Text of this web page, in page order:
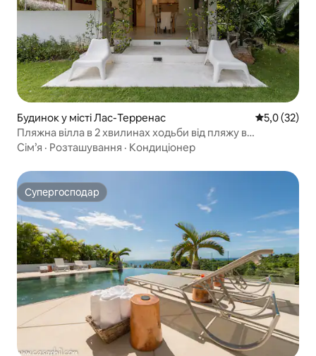
Будинок у місті Лас-Терренас Середня
5,0 (32)
Пляжна вілла в 2 хвилинах ходьби від пляжу в
закритому житловому комплексі
Сім’я · Розташування · Кондиціонер
Супергосподар
Супергосподар